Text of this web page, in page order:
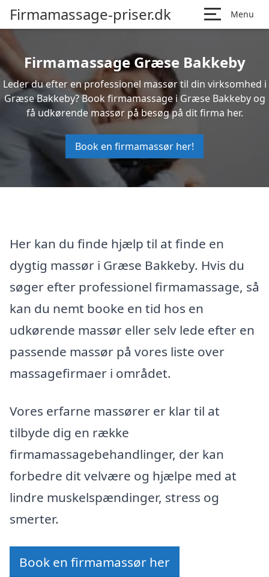
Firmamassage-priser.dk Menu
Firmamassage Græse Bakkeby
Leder du efter en professionel massør til din virksomhed i
Græse Bakkeby? Book firmamassage i Græse Bakkeby og
få udkørende massør på besøg på dit firma her.
Book en firmamassør her!
Her kan du finde hjælp til at finde en
dygtig massør i Græse Bakkeby. Hvis du
søger efter professionel firmamassage, så
kan du nemt booke en tid hos en
udkørende massør eller selv lede efter en
passende massør på vores liste over
massagefirmaer i området.
Vores erfarne massører er klar til at
tilbyde dig en række
firmamassagebehandlinger, der kan
forbedre dit velvære og hjælpe med at
lindre muskelspændinger, stress og
smerter.
Book en firmamassør her